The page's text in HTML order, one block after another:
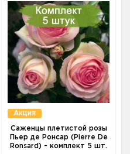
Акция
Саженцы плетистой розы
Пьер де Ронсар (Pierre De
Ronsard) - комплект 5 шт.